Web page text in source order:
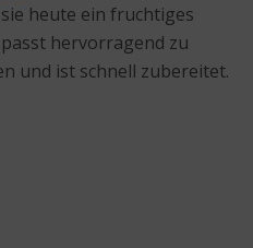
heute ein fruchtiges
hervorragend zu
und ist schnell zubereitet.